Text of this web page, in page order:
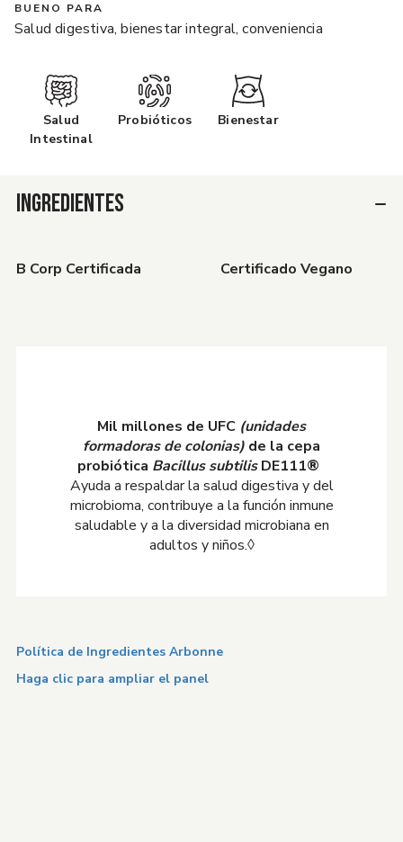
BUENO PARA
Salud digestiva, bienestar integral, conveniencia
Salud
Intestinal
Probióticos Bienestar
INGREDIENTES
B Corp Certificada Certificado Vegano
Mil millones de UFC (unidades
formadoras de colonias) de la cepa
probiótica Bacillus subtilisDE111®
Ayuda a respaldar la salud digestiva y del
microbioma, contribuye a la función inmune
saludable y a la diversidad microbiana en
adultos y niños.◊
Política de Ingredientes Arbonne
Haga clic para ampliar el panel